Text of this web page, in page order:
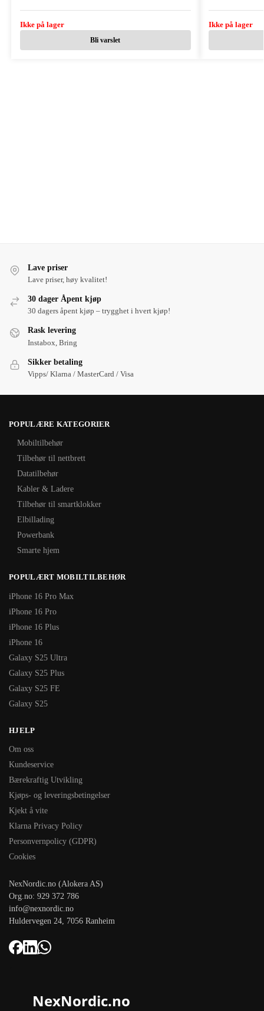
Ikke på lager
Bli varslet
Ikke på lager
Lave priser
Lave priser, høy kvalitet!
30 dager Åpent kjøp
30 dagers åpent kjøp – trygghet i hvert kjøp!
Rask levering
Instabox, Bring
Sikker betaling
Vipps/ Klarna / MasterCard / Visa
POPULÆRE KATEGORIER
Mobiltilbehør
Tilbehør til nettbrett
Datatilbehør
Kabler & Ladere
Tilbehør til smartklokker
Elbillading
Powerbank
Smarte hjem
POPULÆRT MOBILTILBEHØR
iPhone 16 Pro Max
iPhone 16 Pro
iPhone 16 Plus
iPhone 16
Galaxy S25 Ultra
Galaxy S25 Plus
Galaxy S25 FE
Galaxy S25
HJELP
Om oss
Kundeservice
Bærekraftig Utvikling
Kjøps- og leveringsbetingelser
Kjekt å vite
Klarna Privacy Policy
Personvernpolicy (GDPR)
Cookies
NexNordic.no (Alokera AS)
Org.no: 929 372 786
info@nexnordic.no
Huldervegen 24, 7056 Ranheim
NexNordic.no